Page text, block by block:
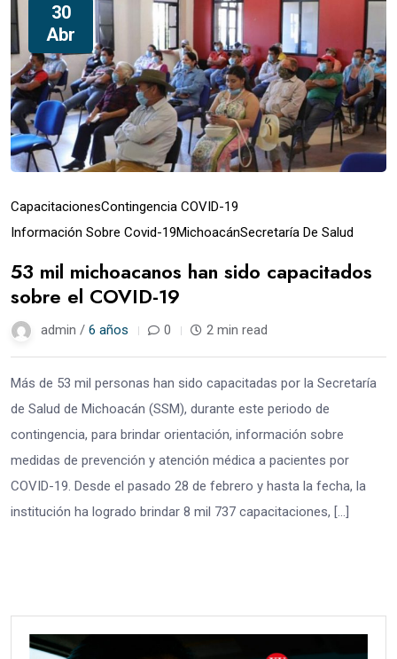
30
Abr
CapacitacionesContingencia COVID-19
Información Sobre Covid-19MichoacánSecretaría De Salud
53 mil michoacanos han sido capacitados
sobre el COVID-19
admin / 6 años 0 2 min read
Más de 53 mil personas han sido capacitadas por la Secretaría
de Salud de Michoacán (SSM), durante este periodo de
contingencia, para brindar orientación, información sobre
medidas de prevención y atención médica a pacientes por
COVID-19. Desde el pasado 28 de febrero y hasta la fecha, la
institución ha logrado brindar 8 mil 737 capacitaciones, […]